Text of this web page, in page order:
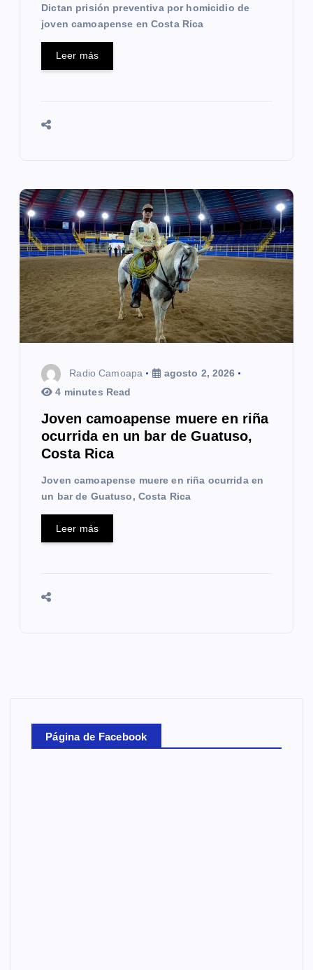
Dictan prisión preventiva por homicidio de
joven camoapense en Costa Rica
Leer más
Radio Camoapa
agosto 2, 2026
4 minutes Read
Joven camoapense muere en riña
ocurrida en un bar de Guatuso,
Costa Rica
Joven camoapense muere en riña ocurrida en
un bar de Guatuso, Costa Rica
Leer más
Página de Facebook